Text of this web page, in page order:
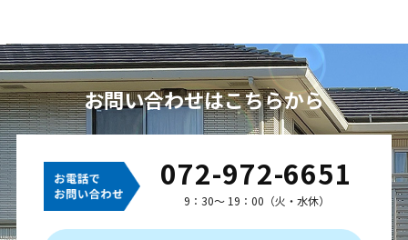
お問い合わせはこちらから
072-972-6651
9：30～ 19：00（火・水休）